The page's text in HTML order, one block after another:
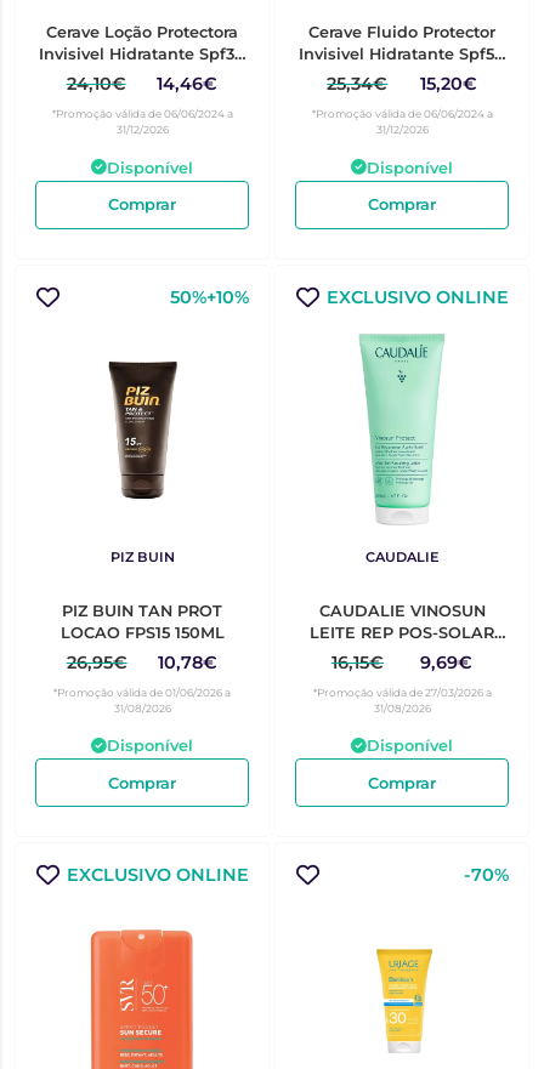
Cerave Loção Protectora
Invisivel Hidratante Spf30
177Ml
24,10€ 14,46€
*Promoção válida de 06/06/2024 a
31/12/2026
Disponível
Comprar
Cerave Fluido Protector
Invisivel Hidratante Spf50
50Ml
25,34€ 15,20€
*Promoção válida de 06/06/2024 a
31/12/2026
Disponível
Comprar
50%+10%
PIZ BUIN
PIZ BUIN TAN PROT
LOCAO FPS15 150ML
26,95€ 10,78€
*Promoção válida de 01/06/2026 a
31/08/2026
Disponível
Comprar
EXCLUSIVO ONLINE
CAUDALIE
CAUDALIE VINOSUN
LEITE REP POS-SOLAR
200ML
16,15€ 9,69€
*Promoção válida de 27/03/2026 a
31/08/2026
Disponível
Comprar
EXCLUSIVO ONLINE -70%